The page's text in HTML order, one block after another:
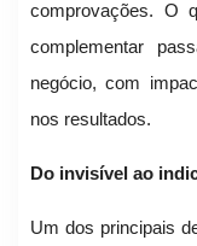
comprovações. O
complementar
negócio, com
nos resultados.
Do invisível ao
Um dos principais